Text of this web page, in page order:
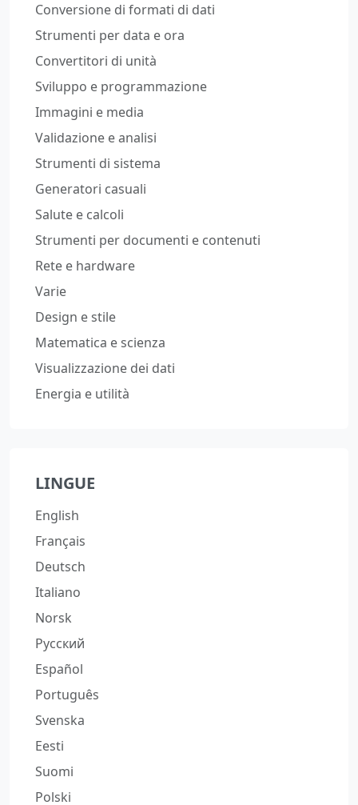
Conversione di formati di dati
Strumenti per data e ora
Convertitori di unità
Sviluppo e programmazione
Immagini e media
Validazione e analisi
Strumenti di sistema
Generatori casuali
Salute e calcoli
Strumenti per documenti e contenuti
Rete e hardware
Varie
Design e stile
Matematica e scienza
Visualizzazione dei dati
Energia e utilità
LINGUE
English
Français
Deutsch
Italiano
Norsk
Русский
Español
Português
Svenska
Eesti
Suomi
Polski